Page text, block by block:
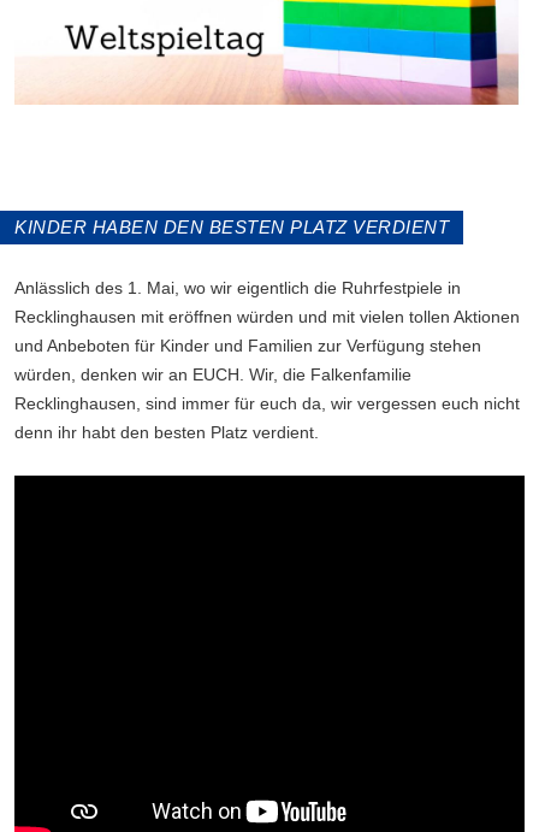
KINDER HABEN DEN BESTEN PLATZ VERDIENT
Anlässlich des 1. Mai, wo wir eigentlich die Ruhrfestpiele in
Recklinghausen mit eröffnen würden und mit vielen tollen Aktionen
und Anbeboten für Kinder und Familien zur Verfügung stehen
würden, denken wir an EUCH. Wir, die Falkenfamilie
Recklinghausen, sind immer für euch da, wir vergessen euch nicht
denn ihr habt den besten Platz verdient.